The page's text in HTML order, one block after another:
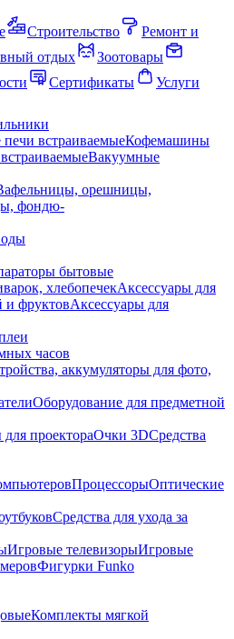
Строительство
Ремонт и
отдых
Зоотовары
Сертификаты
Услуги
встраиваемыеКофемашины
Вакуумные
орешницы,
фондю-
бытовые
хлебопечекАксессуары для
и фруктовАксессуары для
часов
аккумуляторы для фото,
Оборудование для предметной
проектораОчки 3DСредства
ПроцессорыОптические
Средства для ухода за
Игровые телевизорыИгровые
Фигурки Funko
Комплекты мягкой